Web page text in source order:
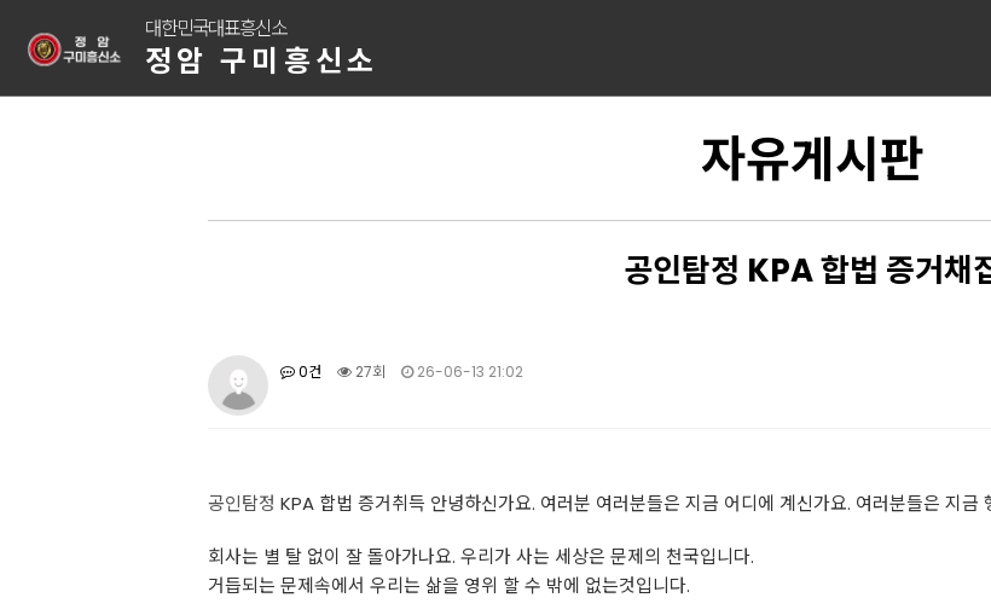
대한민국대표흥신소
정암 구미흥신소
자유게시판
공인탐정 KPA 합법 증거채
0건 27회 26-06-13 21:02
공인탐정 KPA 합법 증거취득 안녕하신가요. 여러분 여러분들은 지금 어디에 계신가요. 여러분들은 지
회사는 별 탈 없이 잘 돌아가나요. 우리가 사는 세상은 문제의 천국입니다.
거듭되는 문제속에서 우리는 삶을 영위 할 수 밖에 없는것입니다.